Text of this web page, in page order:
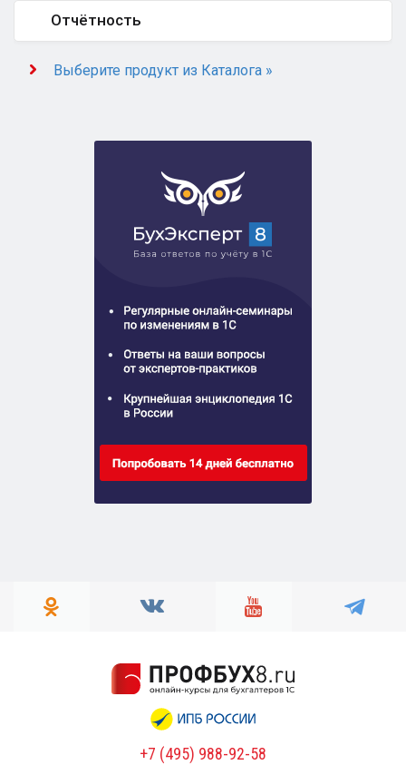
Отчётность
Выберите продукт из Каталога »
+7 (495) 988-92-58